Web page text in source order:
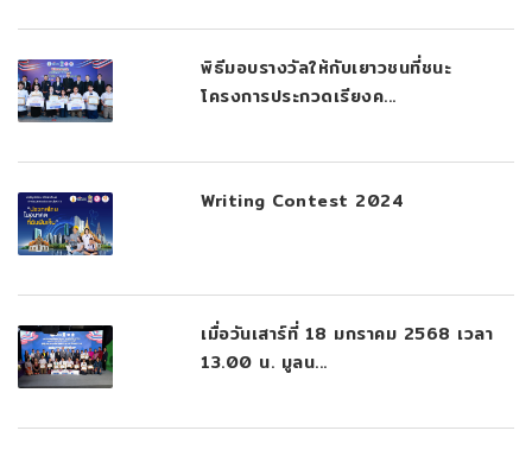
พิธีมอบรางวัลให้กับเยาวชนที่ชนะ
โครงการประกวดเรียงค...
Writing Contest 2024
เมื่อวันเสาร์ที่ 18 มกราคม 2568 เวลา
13.00 น. มูลน...